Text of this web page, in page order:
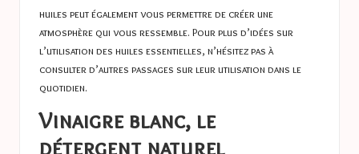
huiles peut également vous permettre de créer une
atmosphère qui vous ressemble. Pour plus d’idées sur
l’utilisation des huiles essentielles, n’hésitez pas à
consulter d’autres passages sur leur utilisation dans le
quotidien.
Vinaigre blanc, le
détergent naturel